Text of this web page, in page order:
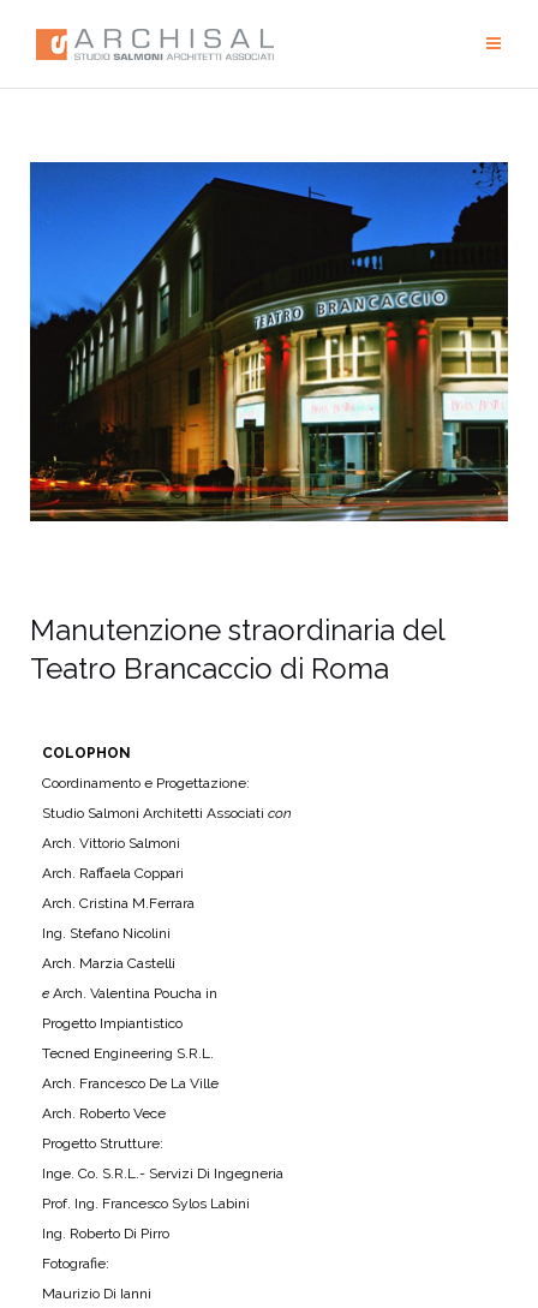
Manutenzione straordinaria del
Teatro Brancaccio di Roma
COLOPHON
Coordinamento e Progettazione:
Studio Salmoni Architetti Associati con
Arch. Vittorio Salmoni
Arch. Raffaela Coppari
Arch. Cristina M.Ferrara
Ing. Stefano Nicolini
Arch. Marzia Castelli
e Arch. Valentina Poucha in
Progetto Impiantistico
Tecned Engineering S.R.L.
Arch. Francesco De La Ville
Arch. Roberto Vece
Progetto Strutture:
Inge. Co. S.R.L.- Servizi Di Ingegneria
Prof. Ing. Francesco Sylos Labini
Ing. Roberto Di Pirro
Fotografie:
Maurizio Di Ianni